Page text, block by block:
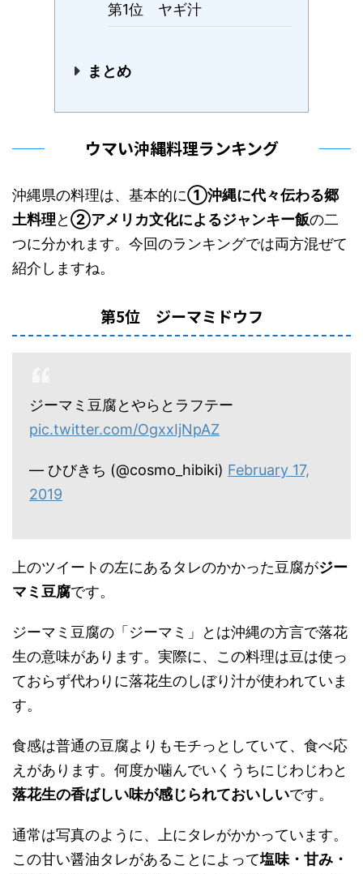
第1位 ヤギ汁
まとめ
ウマい沖縄料理ランキング
沖縄県の料理は、基本的に①沖縄に代々伝わる郷
土料理と②アメリカ文化によるジャンキー飯の二
つに分かれます。今回のランキングでは両方混ぜて
紹介しますね。
第5位 ジーマミドウフ
ジーマミ豆腐とやらとラフテー
pic.twitter.com/OgxxIjNpAZ
— ひびきち (@cosmo_hibiki) February 17,
2019
上のツイートの左にあるタレのかかった豆腐がジー
マミ豆腐です。
ジーマミ豆腐の「ジーマミ」とは沖縄の方言で落花
生の意味があります。実際に、この料理は豆は使っ
ておらず代わりに落花生のしぼり汁が使われていま
す。
食感は普通の豆腐よりもモチっとしていて、食べ応
えがあります。何度か噛んでいくうちにじわじわと
落花生の香ばしい味が感じられておいしいです。
通常は写真のように、上にタレがかかっています。
この甘い醤油タレがあることによって塩味・甘み・